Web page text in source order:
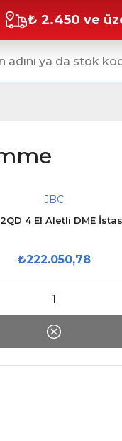
₺ 2.450 ve
JBC
2QD 4 El Aletli DME
₺222.050,78